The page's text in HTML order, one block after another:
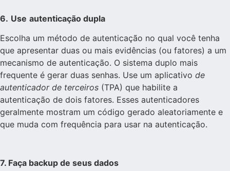
6. Use autenticação dupla
Escolha um método de autenticação no qual você tenha
que apresentar duas ou mais evidências (ou fatores) a um
mecanismo de autenticação. O sistema duplo mais
frequente é gerar duas senhas. Use um aplicativo de
autenticador de terceiros (TPA) que habilite a
autenticação de dois fatores. Esses autenticadores
geralmente mostram um código gerado aleatoriamente e
que muda com frequência para usar na autenticação.
7. Faça backup de seus dados